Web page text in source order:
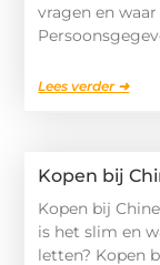
vragen en
Lees verder ➜
Kopen bij
Kopen bij
is het slim en
letten? Kopen